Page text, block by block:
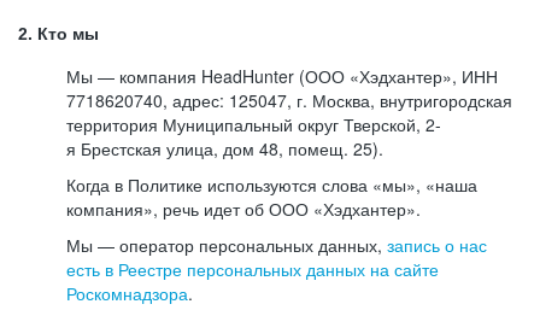
2. Кто мы
Мы — компания HeadHunter (ООО «Хэдхантер», ИНН
7718620740, адрес: 125047, г. Москва, внутригородская
территория Муниципальный округ Тверской, 2-
я Брестская улица, дом 48, помещ. 25).
Когда в Политике используются слова «мы», «наша
компания», речь идет об ООО «Хэдхантер».
Мы — оператор персональных данных, запись о нас
есть в Реестре персональных данных на сайте
Роскомнадзора.